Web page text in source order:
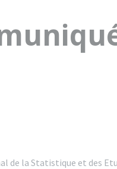
de la Statistique et des